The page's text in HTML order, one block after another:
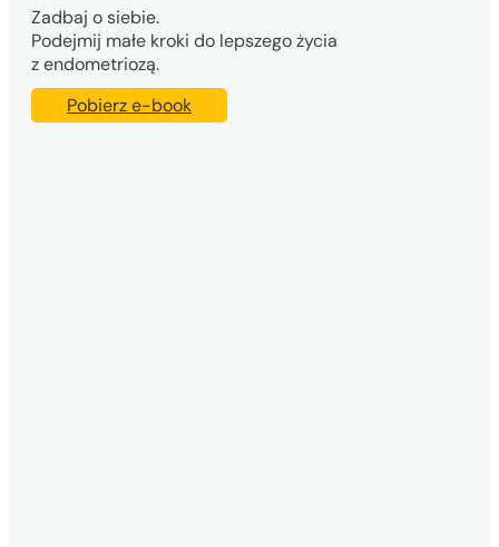
Zadbaj o siebie.
Podejmij małe kroki do lepszego życia
z endometriozą.
Pobierz e-book